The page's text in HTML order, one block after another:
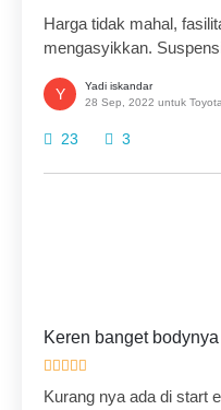
Harga tidak mahal,
mengasyikkan.
Y
Yadi iskandar
28 Sep, 2022 untuk
23 3
Keren banget bodynya
Kurang nya ada di start